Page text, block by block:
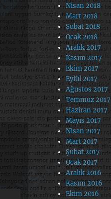
Nisan 2018
Mart 2018
Şubat 2018
Ocak 2018
Aralık 2017
Kasım 2017
Ekim 2017
Eylül 2017
Ağustos 2017
Temmuz 2017
Haziran 2017
Mayıs 2017
Nisan 2017
Mart 2017
Şubat 2017
Ocak 2017
Aralık 2016
Kasım 2016
Ekim 2016